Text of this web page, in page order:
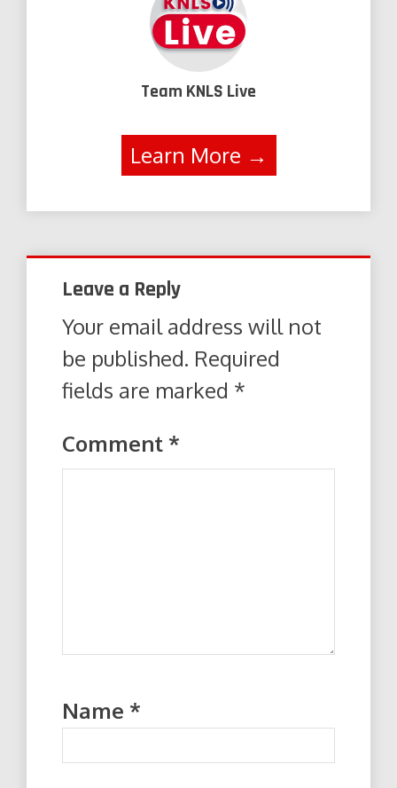
Team KNLS Live
Learn More →
Leave a Reply
Your email address will not
be published. Required
fields are marked *
Comment *
Name *